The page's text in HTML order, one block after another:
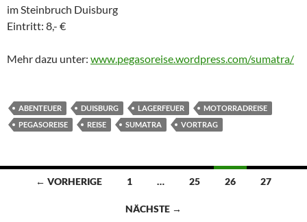
im Steinbruch Duisburg
Eintritt: 8,- €
Mehr dazu unter: www.pegasoreise.wordpress.com/sumatra/
ABENTEUER DUISBURG LAGERFEUER
MOTORRADREISE
PEGASOREISE
REISE SUMATRA VORTRAG
Beitragsnavigation
← VORHERIGE 1 … 25 26 27
NÄCHSTE →